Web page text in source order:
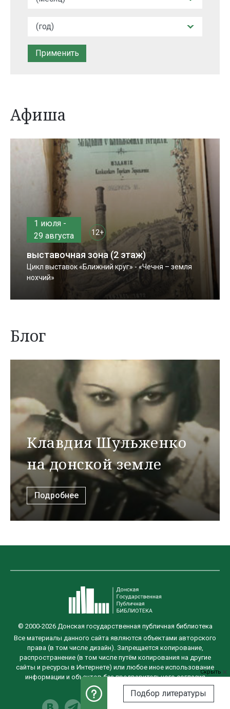
Афиша
1 июля -
29 августа
12+
выставочная зона (2 этаж)
Цикл выставок «Ближний круг» - «Чечня – земля
нохчий»
Блог
Клавдия Шульженко
на донской земле
Подробнее
Скрыть
Подбор литературы
© 2000-2026 Донская государственная публичная библиотека
Все материалы данного сайта являются объектами авторского
права (в том числе дизайн). Запрещается копирование,
распространение (в том числе путём копирования на другие
сайты и ресурсы в Интернете) или любое иное использование
информации и объектов без предварительного согласия
правообладателя.